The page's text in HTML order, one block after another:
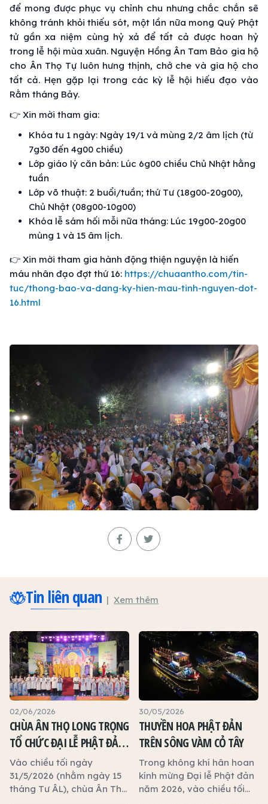
để mong được phục vụ chỉnh chu nhưng chắc chắn sẽ
không tránh khỏi thiếu sót, một lần nữa mong Quý Phật
tử gần xa niệm cùng hỷ xả để tất cả được hoan hỷ
trong lễ hội mùa xuân. Nguyện Hồng Ân Tam Bảo gia hộ
cho Ân Thọ Tự luôn hưng thịnh, chở che và gia hộ cho
tất cả. Hẹn gặp lại trong các kỳ lễ hội hiếu đạo vào
Rằm tháng Bảy.
👉 Xin mời tham gia:
Khóa tu 1 ngày: Ngày 19/1 và mùng 2/2 âm lịch (từ
7g30 đến 4g00 chiều)
Lớp giáo lý căn bản: Lúc 6g00 chiều Chủ Nhật hằng
tuần
Lớp võ thuật: 2 buổi/tuần; thứ Tư (18g00-20g00),
Chủ Nhật (08g00-10g00)
Khóa lễ sám hối mỗi nữa tháng: Lúc 19g00-20g00
mùng 1 và 15 âm lịch.
👉 Xin mời tham gia hành động thiện nguyện là hiến
máu nhân đạo đợt thứ 16: https://chuaantho.com/tin-
tuc/thong-bao-va-dang-ky-hien-mau-tinh-nguyen-dot-
16.html
Tin liên quan Xem thêm
02/06/2026
CHÙA ÂN THỌ LONG TRỌNG
TỔ CHỨC ĐẠI LỄ PHẬT ĐẢN
NĂM 2026
Vào chiều tối ngày
31/5/2026 (nhằm ngày 15
tháng Tư ÂL), chùa Ân Thọ
30/05/2026
THUYỀN HOA PHẬT ĐẢN
TRÊN SÔNG VÀM CỎ TÂY
Trong không khí hân hoan
kính mừng Đại lễ Phật đản
năm 2026, vào chiều tối